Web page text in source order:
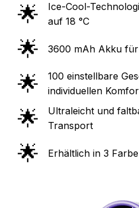
🌟
Ice-Cool-
auf 18 °C
🌟 3600 mAh Akku
🌟
100 einstellbare
individuellen
🌟
Ultraleicht und
Transport
🌟 Erhältlich in 3